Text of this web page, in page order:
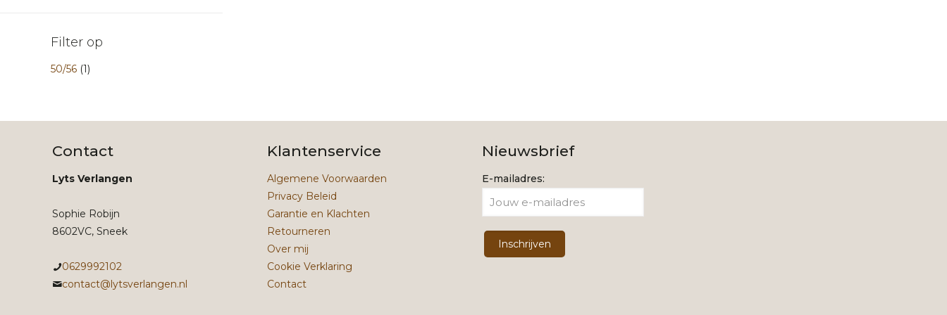
Filter op
50/56 (1)
Contact
Lyts Verlangen
Sophie Robijn
8602VC, Sneek
0629992102
contact@lytsverlangen.nl
Klantenservice
Algemene Voorwaarden
Privacy Beleid
Garantie en Klachten
Retourneren
Over mij
Cookie Verklaring
Contact
Nieuwsbrief
E-mailadres: